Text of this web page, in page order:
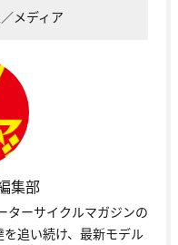
メディア
集部
ターサイクルマガジンの
追い続け、最新モデル